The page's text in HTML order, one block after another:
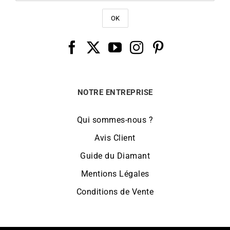
NOTRE ENTREPRISE
Qui sommes-nous ?
Avis Client
Guide du Diamant
Mentions Légales
Conditions de Vente